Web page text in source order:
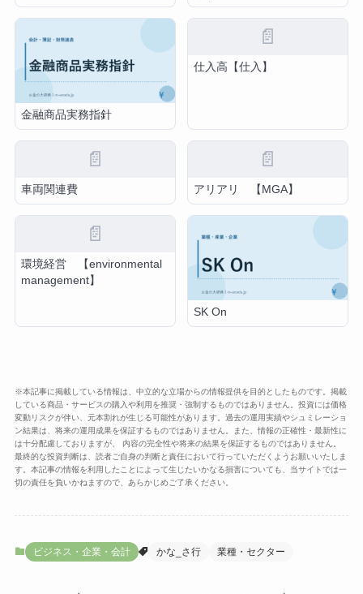
金融商品実務指針
📄
仕入高【仕入】
📄
車両関連費
📄
アリアリ 【MGA】
📄
環境経営 【environmental
management】
SK On
※本記事に掲載している情報は、中立的な立場からの情報提供を目的としたものです。掲載
している商品・サービスの購入や利用を推奨・強制するものではありません。投資には価格
変動リスクが伴い、元本割れが生じる可能性があります。過去の運用実績やシュミレーショ
ン結果は、将来の運用成果を保証するものではありません。また、情報の正確性・最新性に
は十分配慮しておりますが、 内容の完全性や将来の結果を保証するものではありません。
最終的な投資判断は、読者ご自身の判断と責任において行っていただくようお願いいたしま
す。本記事の情報を利用したことによって生じたいかなる損害についても、当サイトでは一
切の責任を負いかねますので、あらかじめご了承ください。
ビジネス・企業・会計 かな_さ行 業種・セクター